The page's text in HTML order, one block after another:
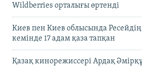
Wildberries орталығы өртенді
Киев пен Киев облысында
кемінде 17 адам қаза тапқан
Қазақ кинорежиссері Ардақ